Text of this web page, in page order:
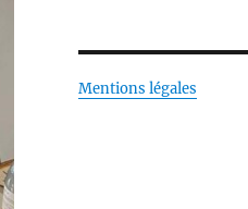
Mentions légales